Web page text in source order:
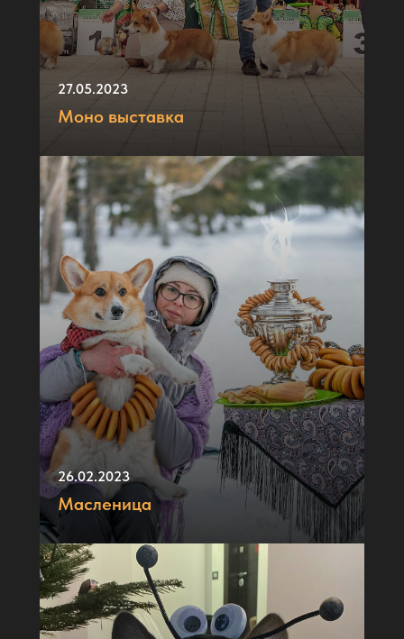
27.05.2023
Моно выставка
26.02.2023
Масленица